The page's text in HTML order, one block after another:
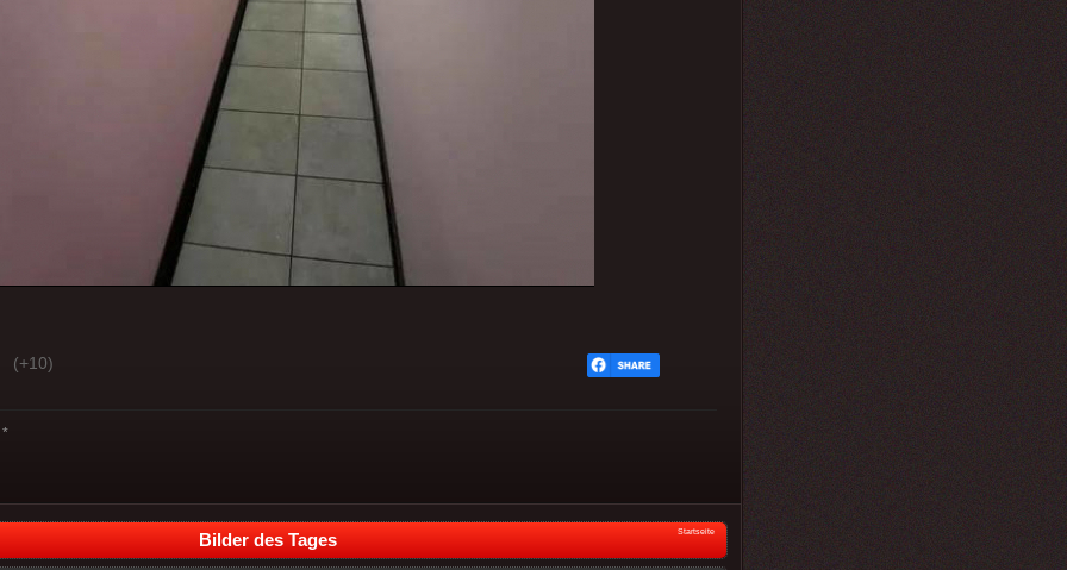
(+10)
Bilder des Tages Startseite